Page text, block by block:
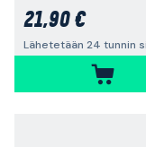
21,90 €
Lähetetään 24 tunnin